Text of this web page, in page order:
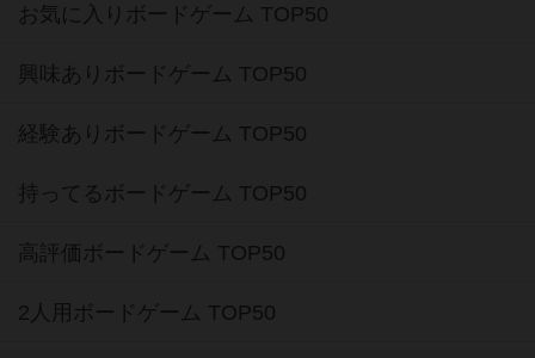
お気に入りボードゲーム TOP50
興味ありボードゲーム TOP50
経験ありボードゲーム TOP50
持ってるボードゲーム TOP50
高評価ボードゲーム TOP50
2人用ボードゲーム TOP50